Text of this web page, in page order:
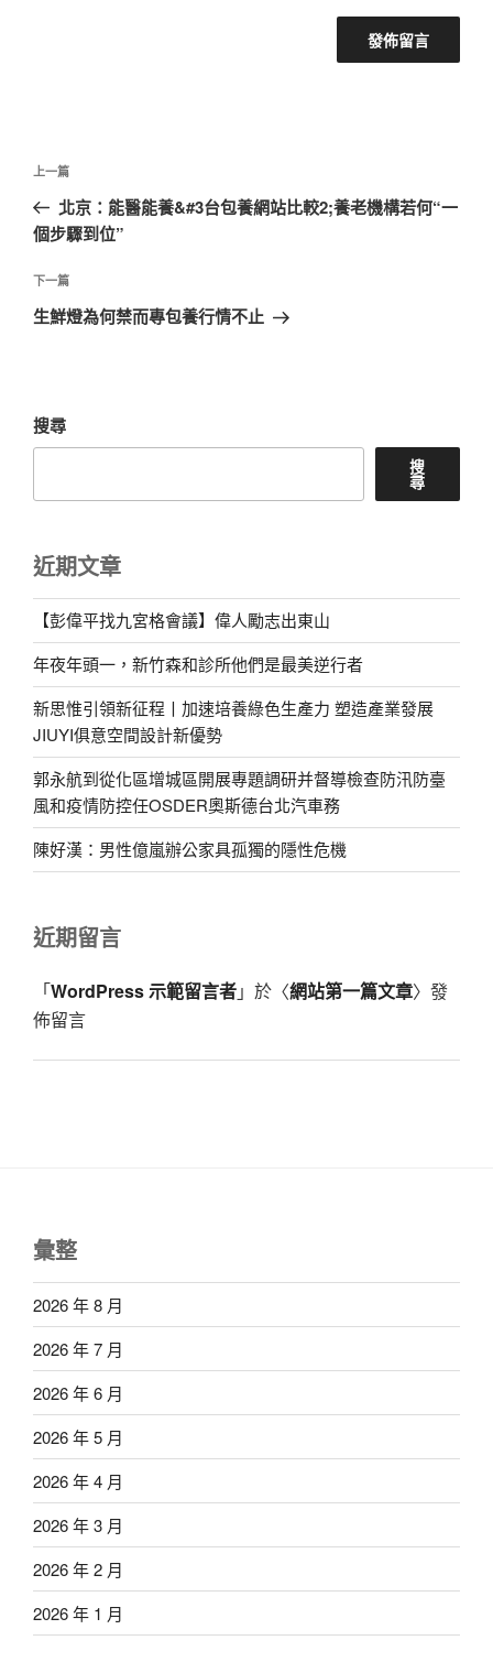
文
導
覽
上
一
篇
章
上一篇
北京：能醫能養&#3台包養網站比較2;養老機構若何“一
個步驟到位”
下
一
下一篇
生鮮燈為何禁而專包養行情不止
搜尋
搜
尋
近期文章
【彭偉平找九宮格會議】偉人勵志出東山
年夜年頭一，新竹森和診所他們是最美逆行者
新思惟引領新征程丨加速培養綠色生產力 塑造產業發展
JIUYI俱意空間設計新優勢
郭永航到從化區增城區開展專題調研并督導檢查防汛防臺
風和疫情防控任OSDER奧斯德台北汽車務
陳好漢：男性億嵐辦公家具孤獨的隱性危機
近期留言
「WordPress 示範留言者」於〈網站第一篇文章〉發
佈留言
彙整
2026 年 8 月
2026 年 7 月
2026 年 6 月
2026 年 5 月
2026 年 4 月
2026 年 3 月
2026 年 2 月
2026 年 1 月